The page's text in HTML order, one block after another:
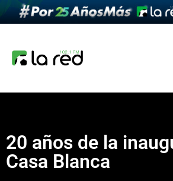
20 años de la
Casa Blanca